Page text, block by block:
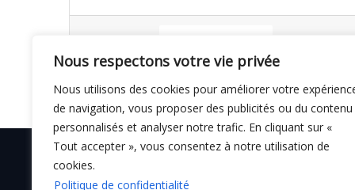
Nous respectons votre vie privée
Nous utilisons des cookies pour améliorer votre
de navigation, vous proposer des publicités ou du contenu
personnalisés et analyser notre trafic. En cliquant sur «
Tout accepter », vous consentez à notre utilisation de
cookies.
Politique de confidentialité